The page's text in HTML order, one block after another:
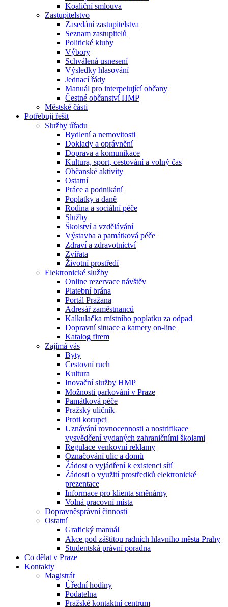
Koaliční smlouva
Zastupitelstvo
Zasedání zastupitelstva
Seznam zastupitelů
Politické kluby
Výbory
Schválená usnesení
Výsledky hlasování
Jednací řády
Manuál pro interpelující občany
Čestné občanství HMP
Městské části
Potřebuji řešit
Služby úřadu
Bydlení a nemovitosti
Doklady a oprávnění
Doprava a komunikace
Kultura, sport, cestování a volný čas
Občanské aktivity
Ostatní
Práce a podnikání
Poplatky a daně
Rodina a sociální péče
Služby
Školství a vzdělávání
Výstavba a památková péče
Zdraví a zdravotnictví
Zvířata
Životní prostředí
Elektronické služby
Online rezervace návštěv
Platební brána
Portál Pražana
Adresář zaměstnanců
Kalkulačka místního poplatku za odpad
Dopravní situace a kamery on-line
Katalog firem
Zajímá vás
Byty
Cestovní ruch
Kultura
Inovační služby HMP
Možnosti parkování v Praze
Památková péče
Pražský uličník
Proti korupci
Uznávání rovnocennosti a nostrifikace
vysvědčení vydaných zahraničními školami
Regulace venkovní reklamy
Označování ulic a domů
Žádost o vyjádření k existenci sítí
Žádosti o využití prostředků elektronické
prezentace
Informace pro klienta směnárny
Volná pracovní místa
Dopravněsprávní činnosti
Ostatní
Grafický manuál
Akce pod záštitou radních hlavního města Prahy
Studentská právní poradna
Co dělat v Praze
Kontakty
Magistrát
Úřední hodiny
Podatelna
Pražské kontaktní centrum